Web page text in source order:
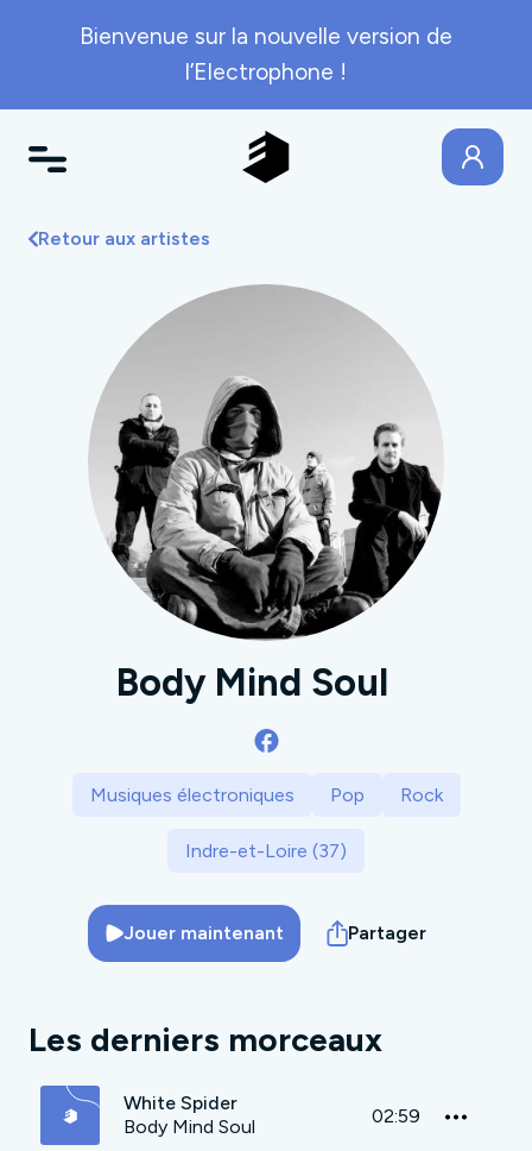
Bienvenue sur la nouvelle version de
l’Electrophone !
Retour aux artistes
Body Mind Soul
Musiques électroniques Pop Rock
Indre-et-Loire (37)
Jouer maintenant Partager
Les derniers morceaux
White Spider
Body Mind Soul
02:59